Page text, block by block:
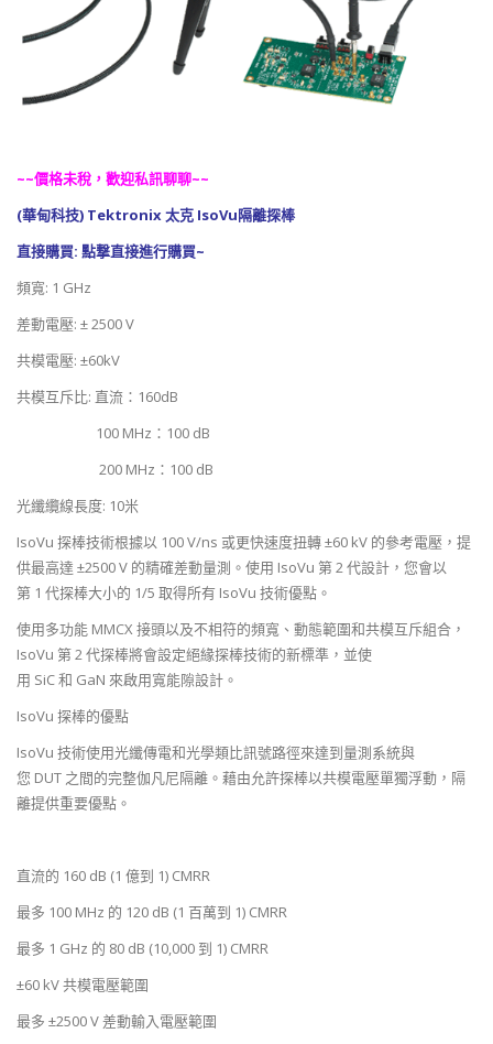
~~價格未稅，歡迎私訊聊聊~~
(華甸科技) Tektronix 太克 IsoVu隔離探棒
直接購買: 點撃直接進行購買~
頻寬: 1 GHz
差動電壓: ± 2500 V
共模電壓: ±60kV
共模互斥比: 直流：160dB
100 MHz：100 dB
200 MHz：100 dB
光纖纜線長度: 10米
IsoVu 探棒技術根據以 100 V/ns 或更快速度扭轉 ±60 kV 的參考電壓，提
供最高達 ±2500 V 的精確差動量測。使用 IsoVu 第 2 代設計，您會以
第 1 代探棒大小的 1/5 取得所有 IsoVu 技術優點。
使用多功能 MMCX 接頭以及不相符的頻寬、動態範圍和共模互斥組合，
IsoVu 第 2 代探棒將會設定絕緣探棒技術的新標準，並使
用 SiC 和 GaN 來啟用寬能隙設計。
IsoVu 探棒的優點
IsoVu 技術使用光纖傳電和光學類比訊號路徑來達到量測系統與
您 DUT 之間的完整伽凡尼隔離。藉由允許探棒以共模電壓單獨浮動，隔
離提供重要優點。
直流的 160 dB (1 億到 1) CMRR
最多 100 MHz 的 120 dB (1 百萬到 1) CMRR
最多 1 GHz 的 80 dB (10,000 到 1) CMRR
±60 kV 共模電壓範圍
最多 ±2500 V 差動輸入電壓範圍